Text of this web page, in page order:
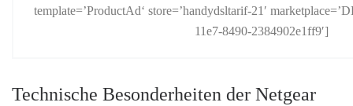
template=’ProductAd‘ store=’handydsltarif-21′
11e7-8490-2384902e1ff9′]
Technische Besonderheiten der Netgear